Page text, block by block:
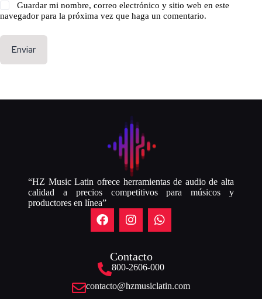
Guardar mi nombre, correo electrónico y sitio web en este
navegador para la próxima vez que haga un comentario.
Enviar
“HZ Music Latin ofrece herramientas de audio de alta
calidad a precios competitivos para músicos y
productores en línea”
Contacto
800-2606-000
contacto@hzmusiclatin.com